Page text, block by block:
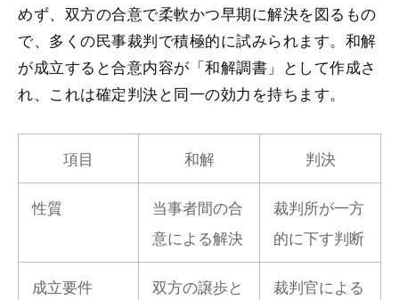
めず、双方の合意で柔軟かつ早期に解決を図るもの
で、多くの民事裁判で積極的に試みられます。和解
が成立すると合意内容が「和解調書」として作成さ
れ、これは確定判決と同一の効力を持ちます。
項目 和解 判決
性質
当事者間の合
意による解決
裁判所が一方
的に下す判断
成立要件
双方の譲歩と
裁判官による